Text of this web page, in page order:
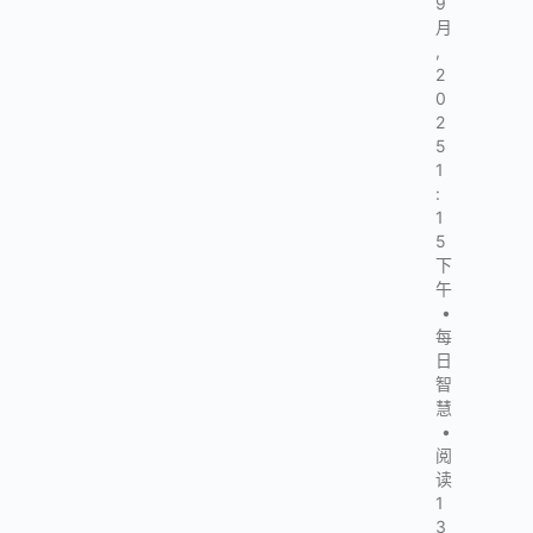
月
,
2
0
2
5
1
:
1
5
下
午
•
每
日
智
慧
•
阅
读
1
3